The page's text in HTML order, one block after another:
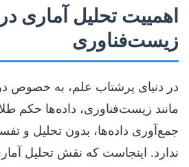
اهمییت تحلیل آماری
زیست‌فناوری
در دنیای پرشتاب علم، به خصوص
مانند زیست‌فناوری، داده‌ها حکم
جمع‌آوری داده‌ها، بدون تحلیل و
ندارد. اینجاست که نقش تحلیل